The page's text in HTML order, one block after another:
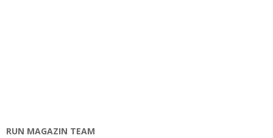
RUN MAGAZIN TEAM